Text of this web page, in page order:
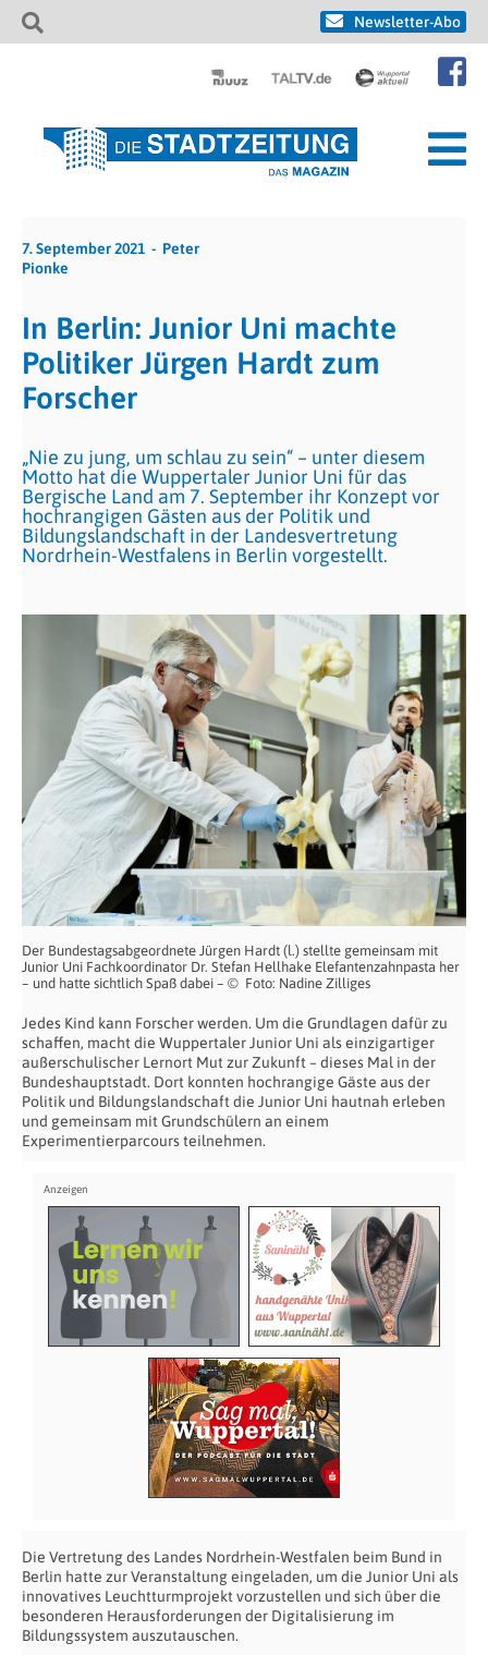
Newsletter-Abo
7. September 2021
Peter
Pionke
In Berlin: Junior Uni machte
Politiker Jürgen Hardt zum
Forscher
„Nie zu jung, um schlau zu sein“ – unter diesem
Motto hat die Wuppertaler Junior Uni für das
Bergische Land am 7. September ihr Konzept vor
hochrangigen Gästen aus der Politik und
Bildungslandschaft in der Landesvertretung
Nordrhein-Westfalens in Berlin vorgestellt.
Der Bundestagsabgeordnete Jürgen Hardt (l.) stellte gemeinsam mit
Junior Uni Fachkoordinator Dr. Stefan Hellhake Elefantenzahnpasta her
– und hatte sichtlich Spaß dabei – © Foto: Nadine Zilliges
Jedes Kind kann Forscher werden. Um die Grundlagen dafür zu
schaffen, macht die Wuppertaler Junior Uni als einzigartiger
außerschulischer Lernort Mut zur Zukunft – dieses Mal in der
Bundeshauptstadt. Dort konnten hochrangige Gäste aus der
Politik und Bildungslandschaft die Junior Uni hautnah erleben
und gemeinsam mit Grundschülern an einem
Experimentierparcours teilnehmen.
Die Vertretung des Landes Nordrhein-Westfalen beim Bund in
Berlin hatte zur Veranstaltung eingeladen, um die Junior Uni als
innovatives Leuchtturmprojekt vorzustellen und sich über die
besonderen Herausforderungen der Digitalisierung im
Bildungssystem auszutauschen.